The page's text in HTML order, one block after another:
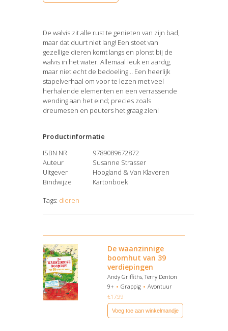
De walvis zit alle rust te genieten van zijn bad,
maar dat duurt niet lang! Een stoet van
gezellige dieren komt langs en plonst bij de
walvis in het water. Allemaal leuk en aardig,
maar niet echt de bedoeling… Een heerlijk
stapelverhaal om voor te lezen met veel
herhalende elementen en een verrassende
wending aan het eind; precies zoals
dreumesen en peuters het graag zien!
Productinformatie
ISBN NR
9789089672872
Auteur
Susanne Strasser
Uitgever
Hoogland & Van Klaveren
Bindwijze
Kartonboek
Tags: dieren
De waanzinnige
boomhut van 39
verdiepingen
Andy Griffiths, Terry Denton
9+
Grappig
Avontuur
€17,99
Voeg toe aan winkelmandje